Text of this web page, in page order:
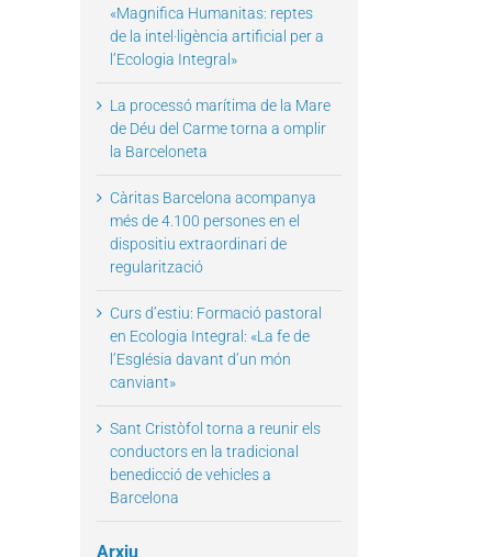
«Magnifica Humanitas: reptes
de la intel·ligència artificial per a
l’Ecologia Integral»
La processó marítima de la Mare
de Déu del Carme torna a omplir
la Barceloneta
Càritas Barcelona acompanya
més de 4.100 persones en el
dispositiu extraordinari de
regularització
Curs d’estiu: Formació pastoral
en Ecologia Integral: «La fe de
l’Església davant d’un món
canviant»
Sant Cristòfol torna a reunir els
conductors en la tradicional
benedicció de vehicles a
Barcelona
Arxiu